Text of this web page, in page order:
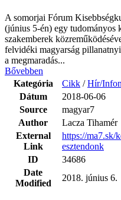
A somorjai Fórum
(június 5-én) egy tudományos
szakemberek
felvidéki magyarság
a megmaradás...
Bővebben
Kategória
Cikk /Hír/
Dátum
2018-06-06
Source
magyar7
Author
Lacza Tihamér
External
Link
https://ma7.sk/
esztendonk
ID
34686
Date
Modified
2018. június 6.